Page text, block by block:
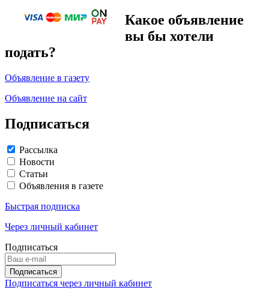
Какое объявление
вы бы хотели
подать?
Объявление в газету
Объявление на сайт
Подписаться
Рассылка
Новости
Статьи
Объявления в газете
Быстрая подписка
Через личный кабинет
Подписаться
Подписаться через личный кабинет